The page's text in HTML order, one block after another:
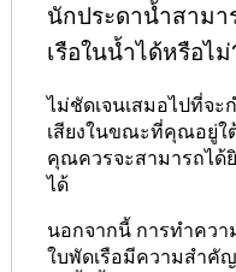
นักประดาน้ำสามา
เรือในน้ำได้หรือไม่
ไม่ชัดเจนเสมอไปที่จ
เสียงในขณะที่คุณอยู่ใ
คุณควรจะสามารถได้ยิ
ได้
นอกจากนี้ การทำควา
ใบพัดเรือมีความสำคั